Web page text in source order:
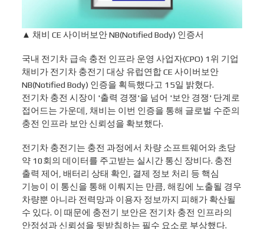
▲ 채비 CE 사이버보안 NB(Notified Body) 인증서
국내 전기차 급속 충전 인프라 운영 사업자(CPO) 1위 기업
채비가 전기차 충전기 대상 유럽연합 CE 사이버보안
NB(Notified Body) 인증을 획득했다고 15일 밝혔다.
전기차 충전 시장이 '출력 경쟁'을 넘어 '보안 경쟁' 단계로
접어드는 가운데, 채비는 이번 인증을 통해 글로벌 수준의
충전 인프라 보안 신뢰성을 확보했다.
전기차 충전기는 충전 과정에서 차량 소프트웨어와 초당
약 10회의 데이터를 주고받는 실시간 통신 장비다. 충전
출력 제어, 배터리 상태 확인, 결제 정보 처리 등 핵심
기능이 이 통신을 통해 이뤄지는 만큼, 해킹에 노출될 경우
차량뿐 아니라 전력망과 이용자 정보까지 피해가 확산될
수 있다. 이 때문에 충전기 보안은 전기차 충전 인프라의
안정성과 신뢰성을 뒷받침하는 필수 요소로 부상했다.